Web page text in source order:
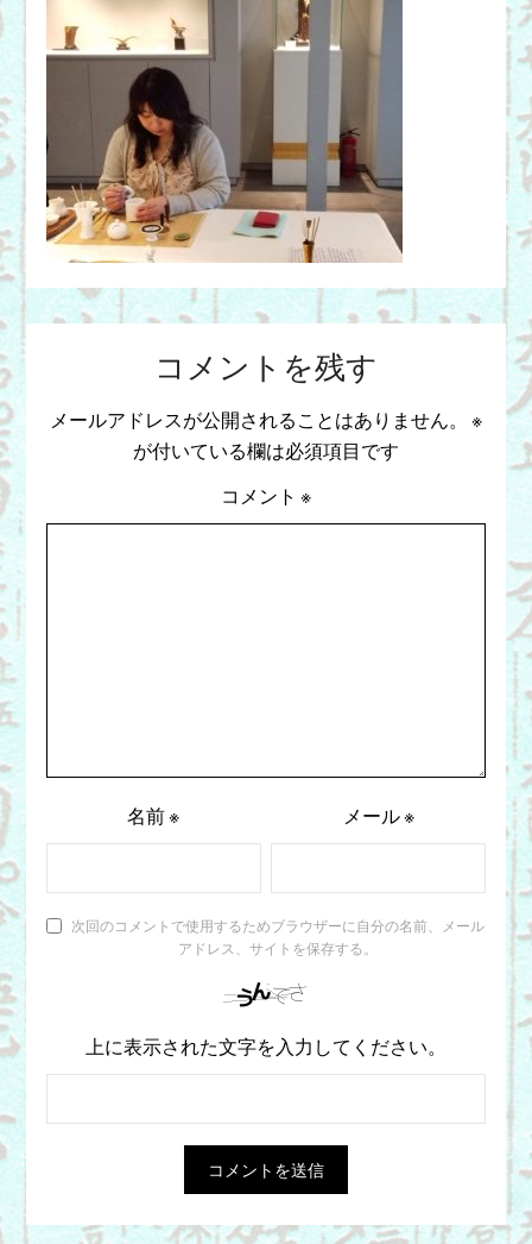
コメントを残す
メールアドレスが公開されることはありません。
※
が付いている欄は必須項目です
コメント ※
名前※ メール※
次回のコメントで使用するためブラウザーに自分の名前、メール
アドレス、サイトを保存する。
上に表示された文字を入力してください。